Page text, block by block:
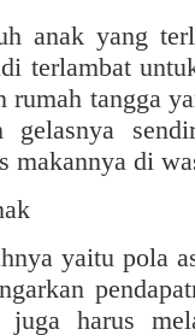
anak yang
terlambat
rumah tangga
gelasnya
makannya di
yaitu pola
harus